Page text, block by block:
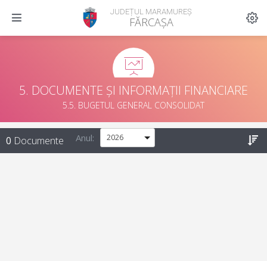
JUDEȚUL MARAMUREȘ
FĂRCAȘA
5. DOCUMENTE ȘI INFORMAȚII FINANCIARE
5.5. BUGETUL GENERAL CONSOLIDAT
0 Documente Anul: